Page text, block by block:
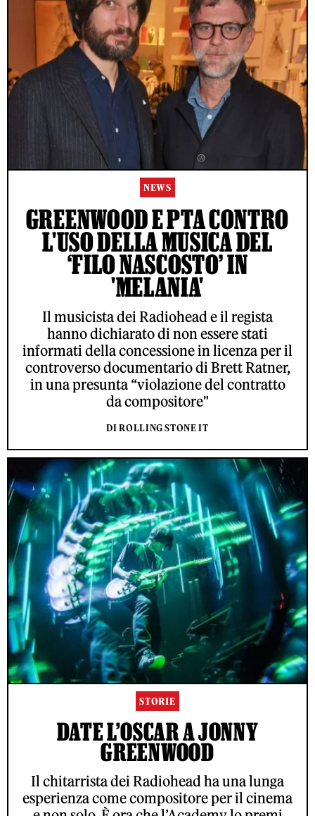
NEWS
GREENWOOD E PTA CONTRO
L'USO DELLA MUSICA DEL
‘FILO NASCOSTO’ IN
'MELANIA'
Il musicista dei Radiohead e il regista
hanno dichiarato di non essere stati
informati della concessione in licenza per il
controverso documentario di Brett Ratner,
in una presunta “violazione del contratto
da compositore"
DI ROLLING STONE IT
STORIE
DATE L’OSCAR A JONNY
GREENWOOD
Il chitarrista dei Radiohead ha una lunga
esperienza come compositore per il cinema